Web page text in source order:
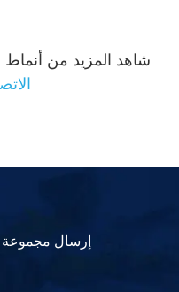
شاهد المزيد من
إرسال مجموعة